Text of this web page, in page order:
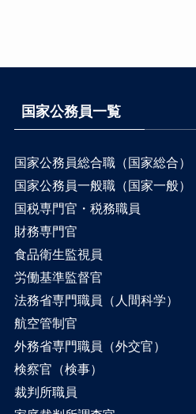
国家公務員一覧
国家公務員総合職（国家総合）
国家公務員一般職（国家一般）
国税専門官・税務職員
財務専門官
食品衛生監視員
労働基準監督官
法務省専門職員（人間科学）
航空管制官
外務省専門職員（外交官）
検察官（検事）
裁判所職員